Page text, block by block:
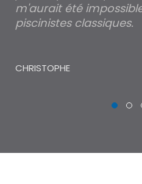
m'aurait été
piscinistes classiques.
CHRISTOPHE